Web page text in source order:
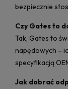
bezpiecznie
Czy Gates to
Tak, Gates to
napędowych –
specyfikacją
Jak dobrać